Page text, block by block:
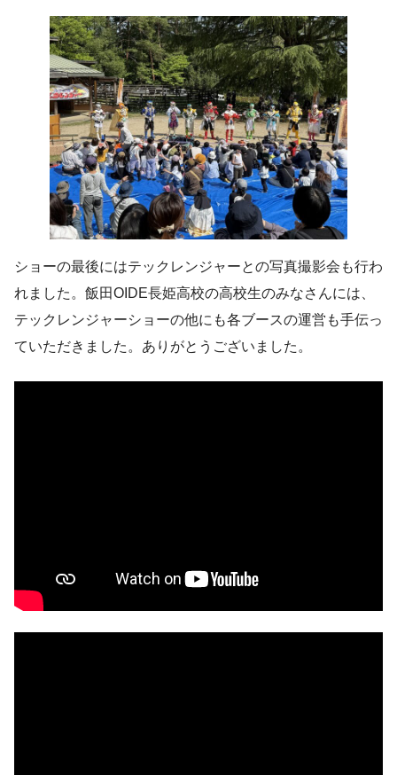
ショーの最後にはテックレンジャーとの写真撮影会も行わ
れました。飯田OIDE長姫高校の高校生のみなさんには、
テックレンジャーショーの他にも各ブースの運営も手伝っ
ていただきました。ありがとうございました。